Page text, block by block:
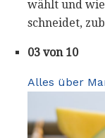
wählt und
schneidet,
03 von 10
Alles über